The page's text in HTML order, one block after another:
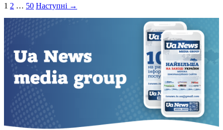
Пагінація
записів
1 2 … 50 Наступні →